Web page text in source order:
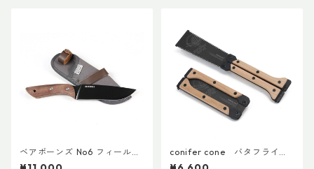
ベアボーンズ No6 フィールド
ナイフ2.0
conifer cone バタフライソ
ー２